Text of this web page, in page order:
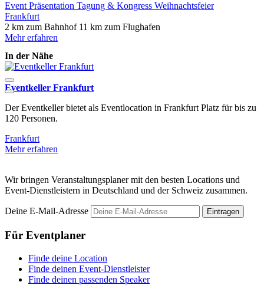
Event Präsentation Tagung & Kongress Weihnachtsfeier
Frankfurt
2 km zum Bahnhof 11 km zum Flughafen
Mehr erfahren
In der Nähe
Eventkeller Frankfurt
Der Eventkeller bietet als Eventlocation in Frankfurt Platz für bis zu
120 Personen.
Frankfurt
Mehr erfahren
Wir bringen Veranstaltungsplaner mit den besten Locations und
Event-Dienstleistern in Deutschland und der Schweiz zusammen.
Deine E-Mail-Adresse Eintragen
Für Eventplaner
Finde deine Location
Finde deinen Event-Dienstleister
Finde deinen passenden Speaker